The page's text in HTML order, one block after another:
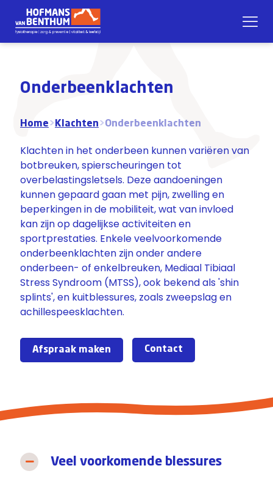
Onderbeenklachten
Home> Klachten>Onderbeenklachten
Klachten in het onderbeen kunnen variëren van
botbreuken, spierscheuringen tot
overbelastingsletsels. Deze aandoeningen
kunnen gepaard gaan met pijn, zwelling en
beperkingen in de mobiliteit, wat van invloed
kan zijn op dagelijkse activiteiten en
sportprestaties. Enkele veelvoorkomende
onderbeenklachten zijn onder andere
onderbeen- of enkelbreuken, Mediaal Tibiaal
Stress Syndroom (MTSS), ook bekend als 'shin
splints', en kuitblessures, zoals zweepslag en
achillespeesklachten.
Afspraak maken Contact
Veel voorkomende blessures